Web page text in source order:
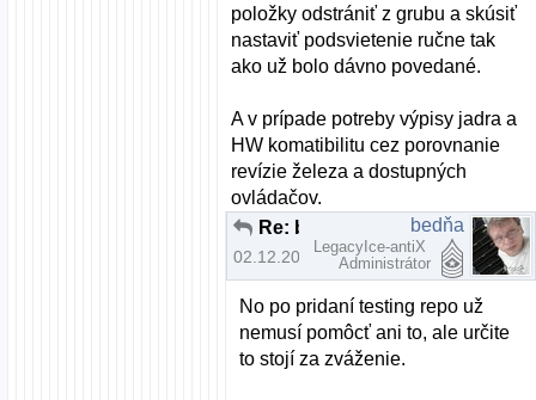
položky odstrániť z grubu a skúsiť
nastaviť podsvietenie ručne tak
ako už bolo dávno povedané.
A v prípade potreby výpisy jadra a
HW komatibilitu cez porovnanie
revízie železa a dostupných
ovládačov.
02.12.2012 | 01:23
bedňa
LegacyIce-antiX
Administrátor
No po pridaní testing repo už
nemusí pomôcť ani to, ale určite
to stojí za zváženie.